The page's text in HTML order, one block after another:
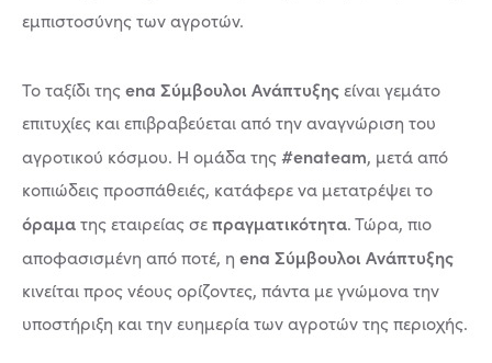
εμπιστοσύνης των αγροτών.
Το ταξίδι τηςena Σύμβουλοι Ανάπτυξηςείναι γεμάτο
επιτυχίες και επιβραβεύεται από την αναγνώριση του
αγροτικού κόσμου. Η ομάδα της#enateam, μετά από
κοπιώδεις προσπάθειές, κατάφερε να μετατρέψει το
όραματης εταιρείας σεπραγματικότητα. Τώρα, πιο
αποφασισμένη από ποτέ, η ena Σύμβουλοι Ανάπτυξης
κινείται προς νέους ορίζοντες, πάντα με γνώμονα την
υποστήριξη και την ευημερία των αγροτών της περιοχής.